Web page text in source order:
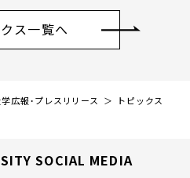
ス一覧へ
広報・プレスリリース
トピックス
SOCIAL MEDIA